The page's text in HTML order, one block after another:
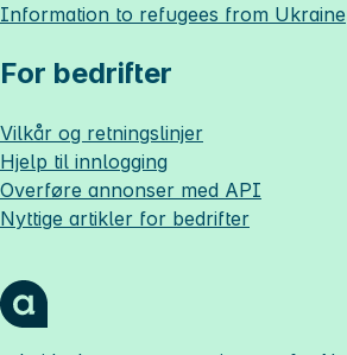
Information to refugees from Ukraine
For bedrifter
Vilkår og retningslinjer
Hjelp til innlogging
Overføre annonser med API
Nyttige artikler for bedrifter